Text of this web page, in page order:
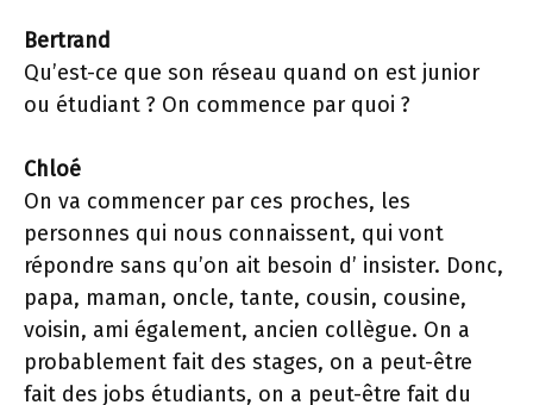
Bertrand
Qu’est-ce que son réseau quand on est junior
ou étudiant ? On commence par quoi ?
Chloé
On va commencer par ces proches, les
personnes qui nous connaissent, qui vont
répondre sans qu’on ait besoin d’ insister. Donc,
papa, maman, oncle, tante, cousin, cousine,
voisin, ami également, ancien collègue. On a
probablement fait des stages, on a peut-être
fait des jobs étudiants, on a peut-être fait du